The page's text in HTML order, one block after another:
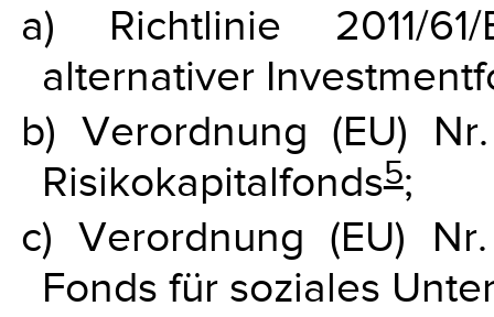
a) Richtlinie 2011/
alternativer
b) Verordnung (EU)
Risikokapitalfonds5;
c) Verordnung (EU)
Fonds für soziales